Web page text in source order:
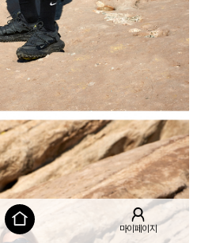
마이페이지